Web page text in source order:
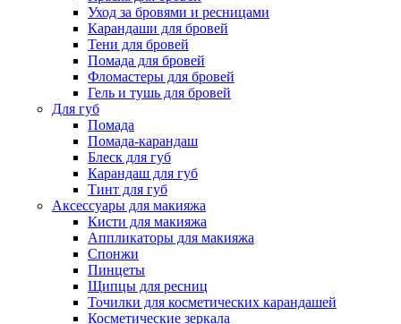
Уход за бровями и ресницами
Карандаши для бровей
Тени для бровей
Помада для бровей
Фломастеры для бровей
Гель и тушь для бровей
Для губ
Помада
Помада-карандаш
Блеск для губ
Карандаш для губ
Тинт для губ
Аксессуары для макияжа
Кисти для макияжа
Аппликаторы для макияжа
Спонжи
Пинцеты
Щипцы для ресниц
Точилки для косметических карандашей
Косметические зеркала